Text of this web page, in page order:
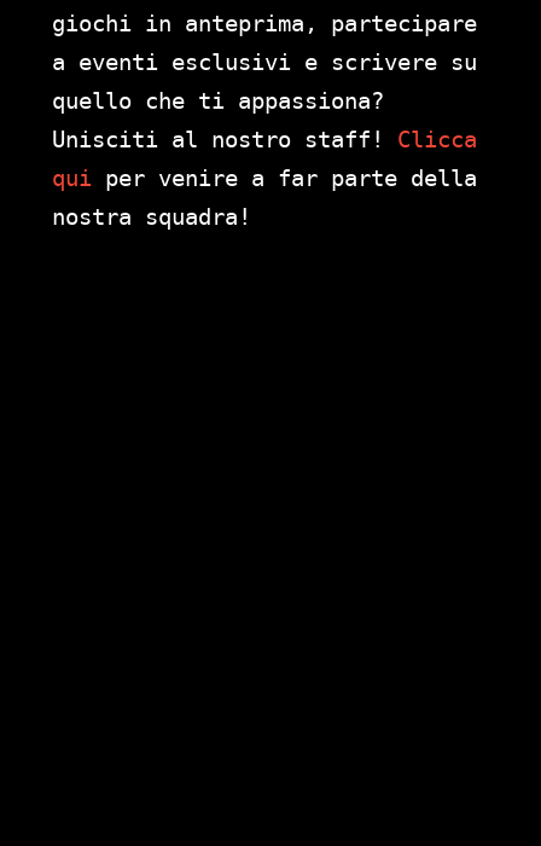
giochi in anteprima, partecipare
a eventi esclusivi e scrivere su
quello che ti appassiona?
Unisciti al nostro staff! Clicca
qui per venire a far parte della
nostra squadra!